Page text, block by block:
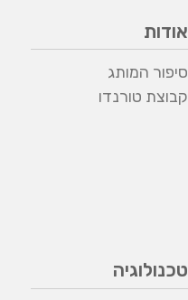
אודות
סיפור המותג
קבוצת טורנדו
טכנולוגיה